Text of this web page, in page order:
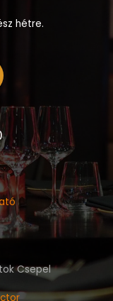
hétre.
Csepel